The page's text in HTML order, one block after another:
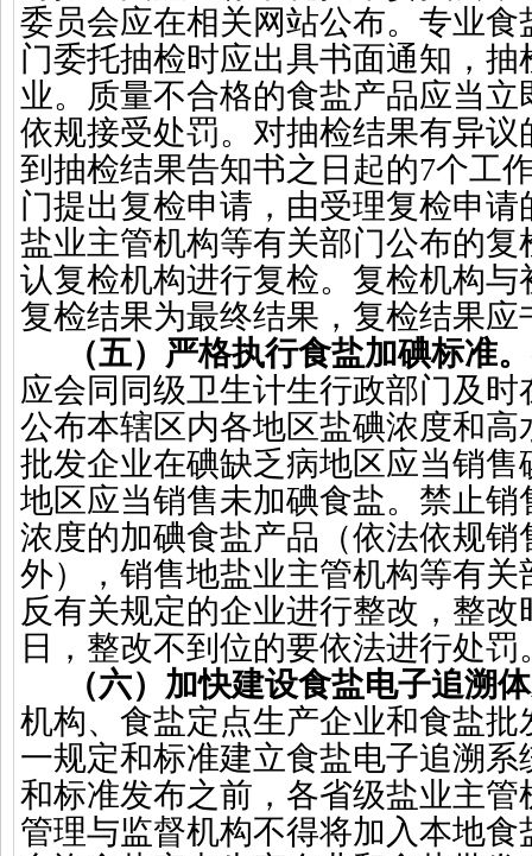
委员会应在相关网站公布。专业
门委托抽检时应出具书面通知，
业。质量不合格的食盐产品应当
依规接受处罚。对抽检结果有异
到抽检结果告知书之日起的7个工
门提出复检申请，由受理复检申
盐业主管机构等有关部门公布的
认复检机构进行复检。复检机构
复检结果为最终结果，复检结果应
（五）严格执行食盐加碘标准。
应会同同级卫生计生行政部门及
公布本辖区内各地区盐碘浓度和
批发企业在碘缺乏病地区应当销
地区应当销售未加碘食盐。禁止
浓度的加碘食盐产品（依法依规
外），销售地盐业主管机构等有
反有关规定的企业进行整改，整改
日，整改不到位的要依法进行处罚
（六）加快建设食盐电子追溯
机构、食盐定点生产企业和食盐
一规定和标准建立食盐电子追溯
和标准发布之前，各省级盐业主
管理与监督机构不得将加入本地